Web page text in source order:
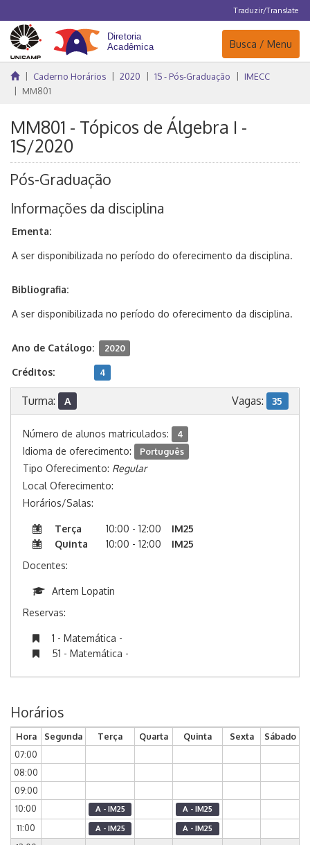
Traduzir/Translate
Navegação
Busca / Menu
Caderno Horários 2020 1S - Pós-Graduação
IMECC
MM801
MM801 - Tópicos de Álgebra I -
1S/2020
Pós-Graduação
Informações da disciplina
Ementa:
A ser disponibilizada no período do oferecimento da disciplina.
Bibliografia:
A ser disponibilizada no período do oferecimento da disciplina.
Ano de Catálogo: 2020
Créditos: 4
Turma: A Vagas: 35
Número de alunos matriculados: 4
Idioma de oferecimento: Português
Tipo Oferecimento: Regular
Local Oferecimento:
Horários/Salas:
Terça 10:00 - 12:00
IM25
Quinta
10:00 - 12:00
IM25
Docentes:
Artem Lopatin
Reservas:
1 - Matemática -
51 - Matemática -
Horários
Hora Segunda Terça Quarta Quinta Sexta
Sábado
07:00
08:00
09:00
10:00
A - IM25 A - IM25
11:00 A - IM25 A - IM25